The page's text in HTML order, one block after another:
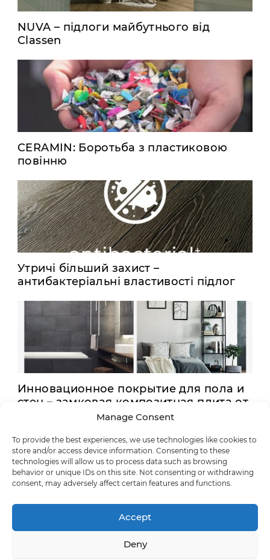
Manage Consent
To provide the best experiences, we use technologies like cookies to
store and/or access device information. Consenting to these
technologies will allow us to process data such as browsing
behavior or unique IDs on this site. Not consenting or withdrawing
consent, may adversely affect certain features and functions.
Accept
Deny
NUVA – підлоги майбутнього від
Classen
CERAMIN: Боротьба з пластиковою
повінню
Утричі більший захист –
антибактеріальні властивості підлог
Инновационное покрытие для пола и
стен – замковая композитная плита от